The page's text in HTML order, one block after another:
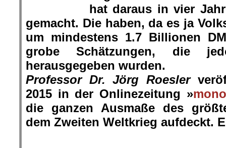
hat daraus in vier
gemacht. Die haben, da es ja
um mindestens 1.7 Billionen
grobe Schätzungen, die
herausgegeben wurden.
Professor Dr. Jörg Roesler
2015 in der Onlinezeitung »
die ganzen Ausmaße des
dem Zweiten Weltkrieg aufdeckt.